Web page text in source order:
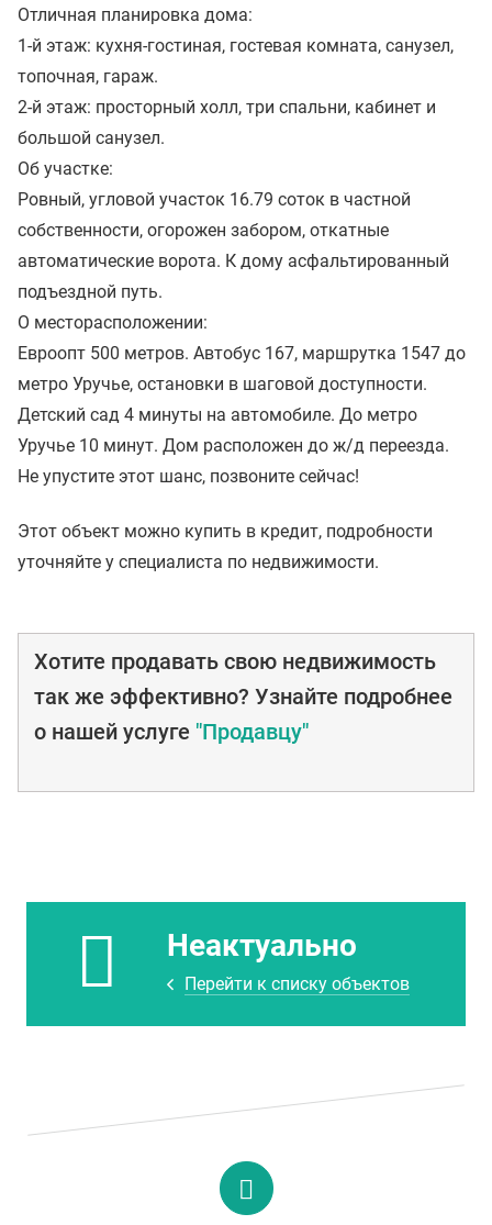
Отличная планировка дома:
1-й этаж: кухня-гостиная, гостевая комната, санузел,
топочная, гараж.
2-й этаж: просторный холл, три спальни, кабинет и
большой санузел.
Об участке:
Ровный, угловой участок 16.79 соток в частной
собственности, огорожен забором, откатные
автоматические ворота. К дому асфальтированный
подъездной путь.
О месторасположении:
Евроопт 500 метров. Автобус 167, маршрутка 1547 до
метро Уручье, остановки в шаговой доступности.
Детский сад 4 минуты на автомобиле. До метро
Уручье 10 минут. Дом расположен до ж/д переезда.
Не упустите этот шанс, позвоните сейчас!
Этот объект можно купить в кредит, подробности
уточняйте у специалиста по недвижимости.
Хотите продавать свою недвижимость
так же эффективно? Узнайте подробнее
о нашей услуге "Продавцу"
Неактуально
Перейти к списку объектов